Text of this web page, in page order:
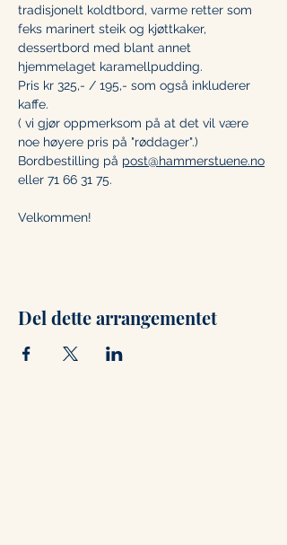
tradisjonelt koldtbord, varme retter som
feks marinert steik og kjøttkaker,
dessertbord med blant annet
hjemmelaget karamellpudding.
Pris kr 325,- / 195,- som også inkluderer
kaffe.
( vi gjør oppmerksom på at det vil være
noe høyere pris på "røddager".)
Bordbestilling på post@hammerstuene.no
eller 71 66 31 75.
Velkommen!
Del dette arrangementet